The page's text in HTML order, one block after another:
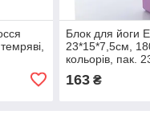
Блок для йоги
23*15*7,5см,
кольорів, пак.
163₴